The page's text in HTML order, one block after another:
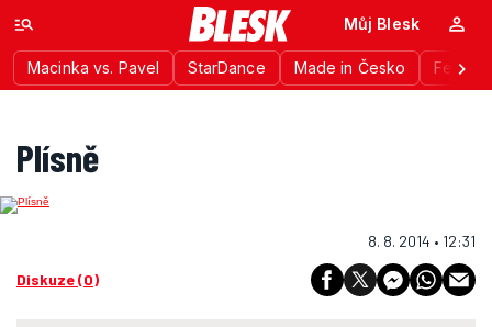
Macinka vs. Pavel StarDance Made in Česko
Můj Blesk
Plísně
8. 8. 2014 • 12:31
Diskuze (0)